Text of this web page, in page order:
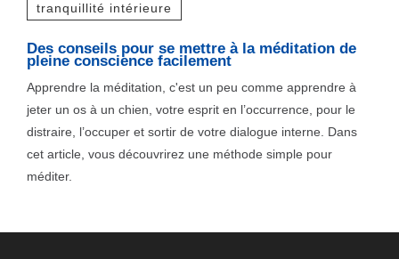
tranquillité intérieure
Des conseils pour se mettre à la méditation de
pleine conscience facilement
Apprendre la méditation, c'est un peu comme apprendre à
jeter un os à un chien, votre esprit en l’occurrence, pour le
distraire, l’occuper et sortir de votre dialogue interne. Dans
cet article, vous découvrirez une méthode simple pour
méditer.